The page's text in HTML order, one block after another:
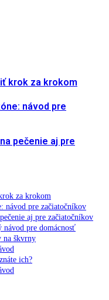
krok za krokom
návod pre
pečenie aj pre
za krokom
návod pre začiatočníkov
aj pre začiatočníkov
pre domácnosť
na škvrny
ich?